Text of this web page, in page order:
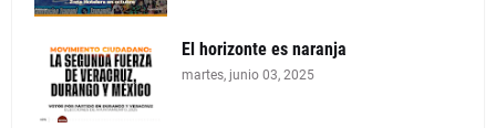
El horizonte es naranja
martes, junio 03, 2025